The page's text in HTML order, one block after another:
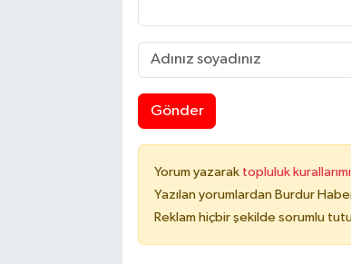
Gönder
Yorum yazarak topluluk
Yazılan yorumlardan Burdur
Reklam hiçbir şekilde sorumlu